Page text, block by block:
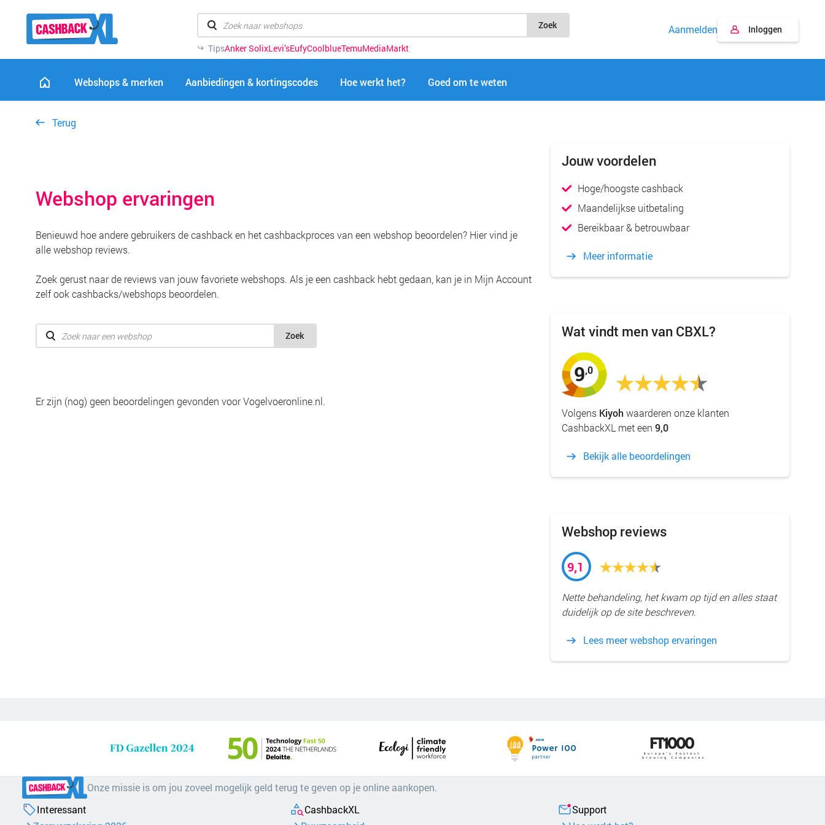
Zoek
TipsAnker SolixLevi’sEufyCoolblueTemuMediaMarkt
Aanmelden Inloggen
Webshops & merken Aanbiedingen & kortingscodes Hoe werkt het? Goed om te weten
Terug
Webshop ervaringen
Benieuwd hoe andere gebruikers de cashback en het cashbackproces van een webshop beoordelen? Hier vind je
alle webshop reviews.
Zoek gerust naar de reviews van jouw favoriete webshops. Als je een cashback hebt gedaan, kan je in Mijn Account
zelf ook cashbacks/webshops beoordelen.
Zoek
Er zijn (nog) geen beoordelingen gevonden voor Vogelvoeronline.nl.
Jouw voordelen
Hoge/hoogste cashback
Maandelijkse uitbetaling
Bereikbaar & betrouwbaar
Meer informatie
Wat vindt men van CBXL?
9,0
Volgens Kiyoh waarderen onze klanten
CashbackXL met een 9,0
Bekijk alle beoordelingen
Webshop reviews
9,1
Nette behandeling, het kwam op tijd en alles staat
duidelijk op de site beschreven.
Lees meer webshop ervaringen
Onze missie is om jou zoveel mogelijk geld terug te geven op je online aankopen.
Interessant
CashbackXL
Support